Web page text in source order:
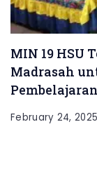
MIN 19 HSU
Madrasah
February 24, 2025